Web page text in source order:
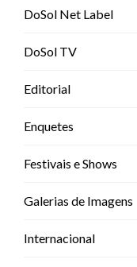
DoSol Net Label
DoSol TV
Editorial
Enquetes
Festivais e Shows
Galerias de Imagens
Internacional